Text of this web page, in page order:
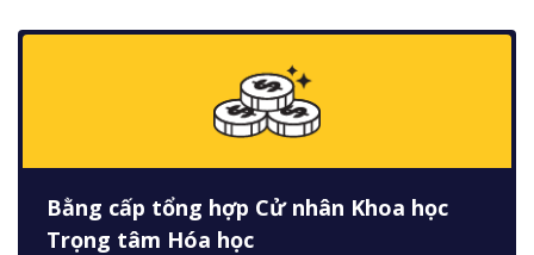
Bằng cấp tổng hợp Cử nhân Khoa học
Trọng tâm Hóa học